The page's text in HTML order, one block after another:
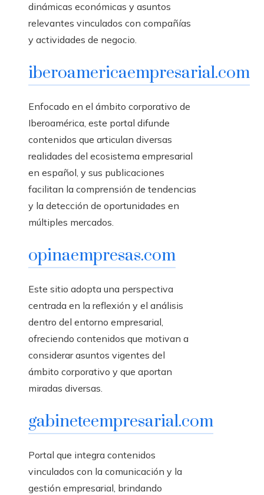
dinámicas económicas y asuntos
relevantes vinculados con compañías
y actividades de negocio.
iberoamericaempresarial.com
Enfocado en el ámbito corporativo de
Iberoamérica, este portal difunde
contenidos que articulan diversas
realidades del ecosistema empresarial
en español, y sus publicaciones
facilitan la comprensión de tendencias
y la detección de oportunidades en
múltiples mercados.
opinaempresas.com
Este sitio adopta una perspectiva
centrada en la reflexión y el análisis
dentro del entorno empresarial,
ofreciendo contenidos que motivan a
considerar asuntos vigentes del
ámbito corporativo y que aportan
miradas diversas.
gabineteempresarial.com
Portal que integra contenidos
vinculados con la comunicación y la
gestión empresarial, brindando